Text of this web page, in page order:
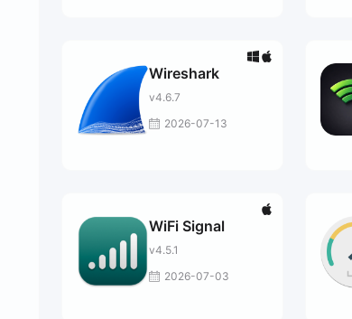
Wireshark
v4.6.7
2026-07-13
WiFi Signal
v4.5.1
2026-07-03